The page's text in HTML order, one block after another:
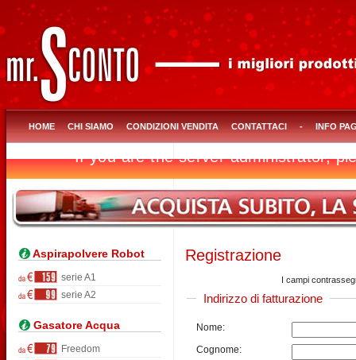
HOME CHI SIAMO CONDIZIONI VENDITA CONTATTACI - INFO
Aspirapolvere Robot
serie A1
serie A2
Gasatore Acqua
Freedom
Registrazione
I campi
Indirizzo di fatturazione
Nome:
Cognome: